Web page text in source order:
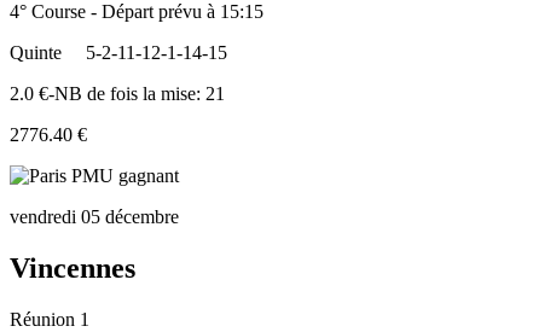
4° Course - Départ prévu à 15:15
Quinte
5-2-11-12-1-14-15
2.0 €-NB de fois la mise: 21
2776.40 €
vendredi 05 décembre
Vincennes
Réunion 1